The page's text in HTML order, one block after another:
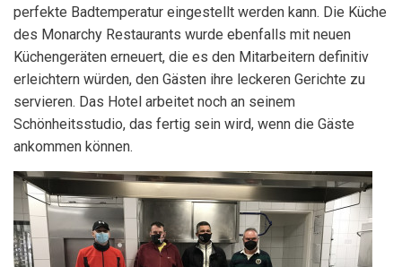
perfekte Badtemperatur eingestellt werden kann. Die Küche
des Monarchy Restaurants wurde ebenfalls mit neuen
Küchengeräten erneuert, die es den Mitarbeitern definitiv
erleichtern würden, den Gästen ihre leckeren Gerichte zu
servieren. Das Hotel arbeitet noch an seinem
Schönheitsstudio, das fertig sein wird, wenn die Gäste
ankommen können.